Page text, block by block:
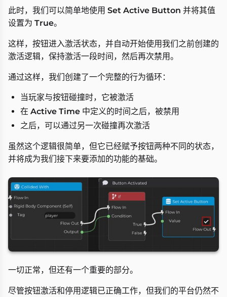
此时，我们可以简单地使用 Set Active Button 并将其值
设置为 True。
这样，按钮进入激活状态，并自动开始使用我们之前创建的
激活逻辑，保持激活一段时间，然后再次禁用。
通过这样，我们创建了一个完整的行为循环：
当玩家与按钮碰撞时，它被激活
在 Active Time 中定义的时间之后，被禁用
之后，可以通过另一次碰撞再次激活
虽然这个逻辑很简单，但它已经赋予按钮两种不同的状态，
并将成为我们接下来要添加的功能的基础。
一切正常，但还有一个重要的部分。
尽管按钮激活和停用逻辑已正确工作，但我们的平台仍然不